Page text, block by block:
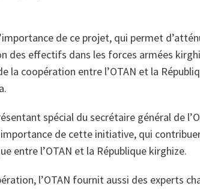
de ce projet, qui permet
des effectifs dans les forces armées
la coopération entre l’OTAN et la
spécial du secrétaire général de
de cette initiative, qui
entre l’OTAN et la République kirghize.
l’OTAN fournit aussi des experts